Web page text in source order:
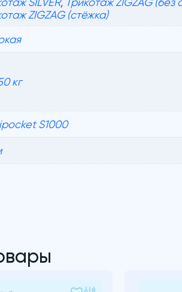
ZIGZAG (стёжка)
кг
S1000